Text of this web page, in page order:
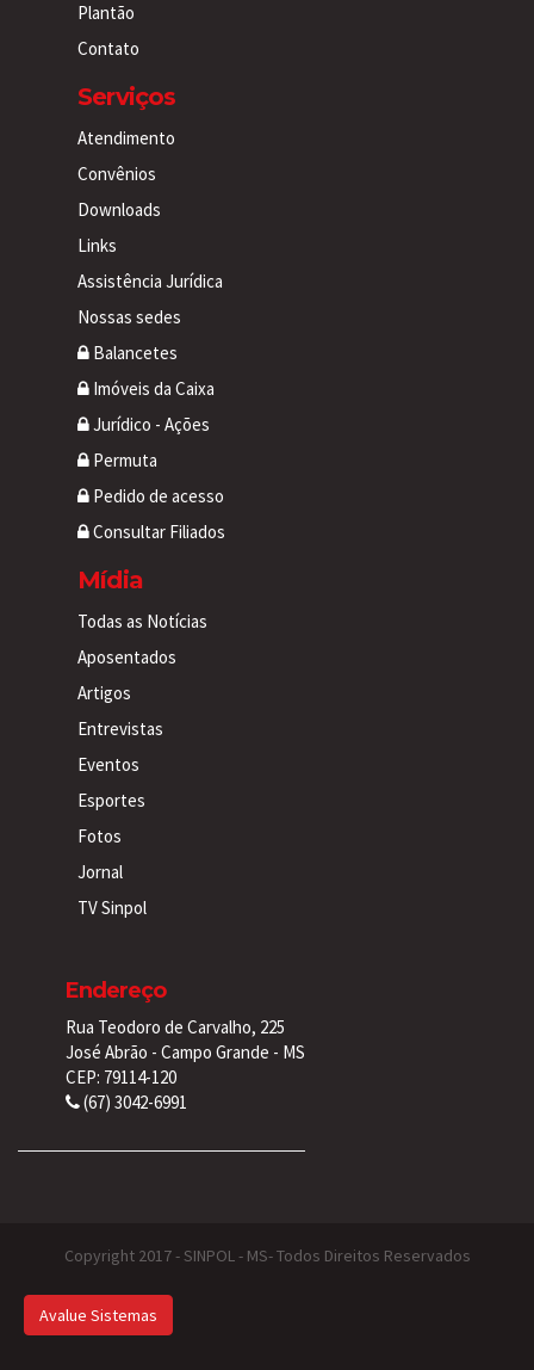
Plantão
Contato
Serviços
Atendimento
Convênios
Downloads
Links
Assistência Jurídica
Nossas sedes
Balancetes
Imóveis da Caixa
Jurídico - Ações
Permuta
Pedido de acesso
Consultar Filiados
Mídia
Todas as Notícias
Aposentados
Artigos
Entrevistas
Eventos
Esportes
Fotos
Jornal
TV Sinpol
Endereço
Rua Teodoro de Carvalho, 225
José Abrão - Campo Grande - MS
CEP: 79114-120
(67) 3042-6991
Copyright 2017 - SINPOL - MS- Todos Direitos Reservados
Avalue Sistemas